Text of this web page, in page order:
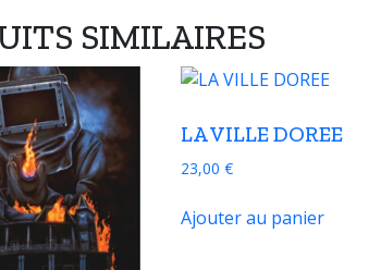
SIMILAIRES
LA VILLE DOREE
23,00€
Ajouter au panier